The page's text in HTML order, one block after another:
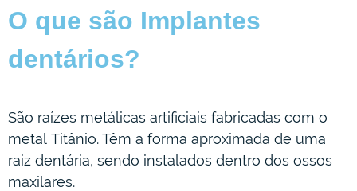
O que são Implantes
dentários?
São raízes metálicas artificiais fabricadas com o
metal Titânio. Têm a forma aproximada de uma
raiz dentária, sendo instalados dentro dos ossos
maxilares.